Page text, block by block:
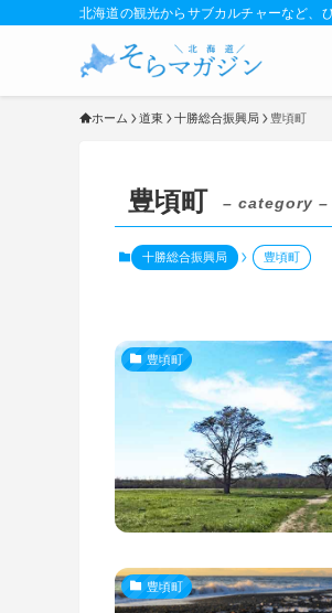
北海道の観光からサブカルチャーなど、
ホーム 道東 十勝総合振興局 豊頃町
豊頃町 – category –
十勝総合振興局 豊頃町
豊頃町
豊頃町